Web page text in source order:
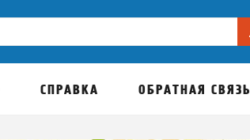
СПРАВКА ОБРАТНАЯ СВЯЗЬ